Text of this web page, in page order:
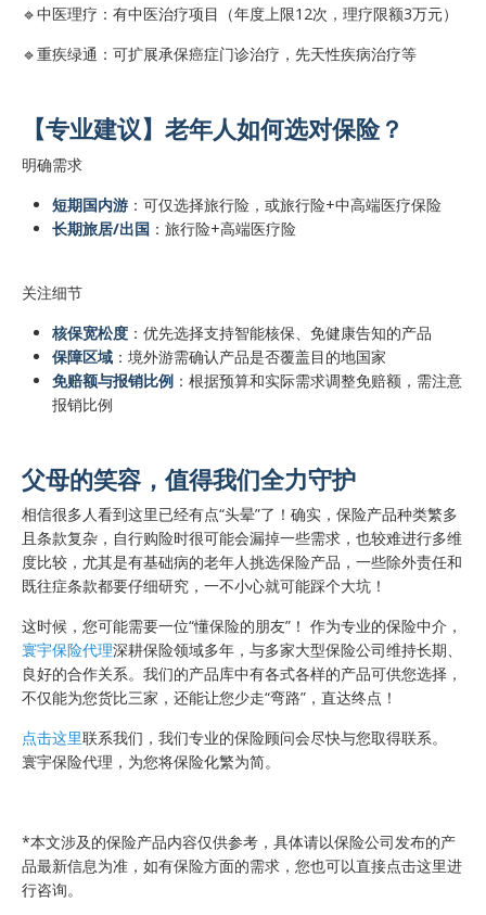
🔹中医理疗：有中医治疗项目（年度上限12次，理疗限额3万元）
🔹重疾绿通：可扩展承保癌症门诊治疗，先天性疾病治疗等
【专业建议】老年人如何选对保险？
明确需求
短期国内游 ：可仅选择旅行险，或旅行险+中高端医疗保险
长期旅居/出国 ：旅行险+高端医疗险
关注细节
核保宽松度 ：优先选择支持智能核保、免健康告知的产品
保障区域 ：境外游需确认产品是否覆盖目的地国家
免赔额与报销比例 ：根据预算和实际需求调整免赔额，需注意
报销比例
父母的笑容，值得我们全力守护
相信很多人看到这里已经有点“头晕”了！确实，保险产品种类繁多
且条款复杂，自行购险时很可能会漏掉一些需求，也较难进行多维
度比较，尤其是有基础病的老年人挑选保险产品，一些除外责任和
既往症条款都要仔细研究，一不小心就可能踩个大坑！
这时候，您可能需要一位“懂保险的朋友”！ 作为专业的保险中介，
寰宇保险代理深耕保险领域多年，与多家大型保险公司维持长期、
良好的合作关系。我们的产品库中有各式各样的产品可供您选择，
不仅能为您货比三家，还能让您少走“弯路”，直达终点！
点击这里联系我们，我们专业的保险顾问会尽快与您取得联系。
寰宇保险代理，为您将保险化繁为简。
*本文涉及的保险产品内容仅供参考，具体请以保险公司发布的产
品最新信息为准，如有保险方面的需求，您也可以直接点击这里进
行咨询。